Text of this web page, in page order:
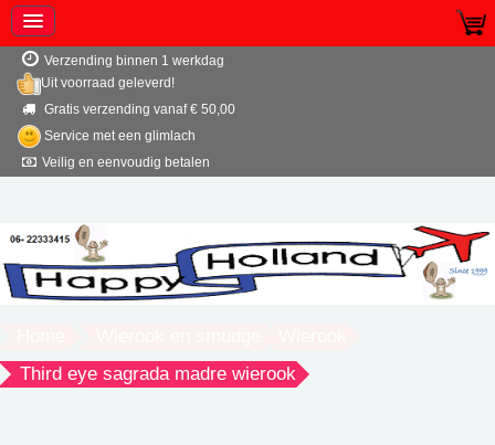
Verzending binnen 1 werkdag
Uit voorraad geleverd!
Gratis verzending vanaf € 50,00
Service met een glimlach
Veilig en eenvoudig betalen
Third eye sagrada madre wierook